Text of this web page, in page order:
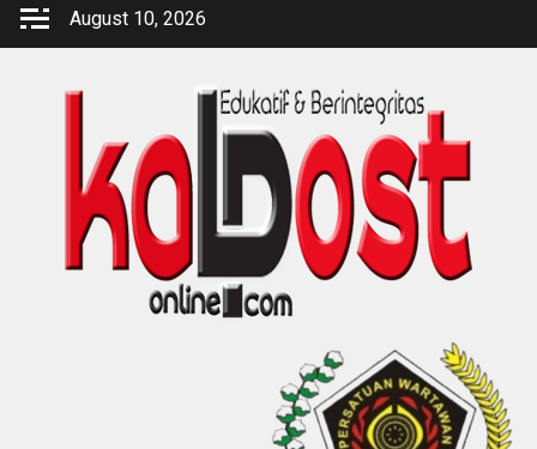
Skip
August 10, 2026